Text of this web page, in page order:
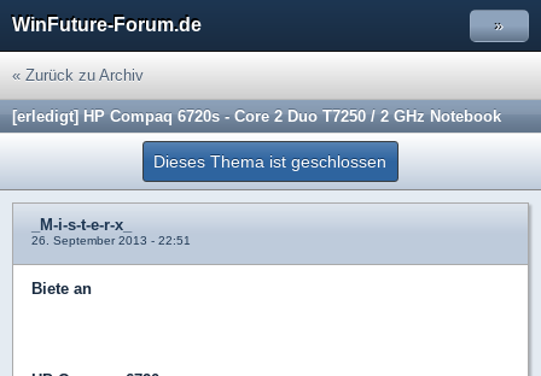
WinFuture-Forum.de »
« Zurück zu Archiv
[erledigt] HP Compaq 6720s - Core 2 Duo T7250 / 2 GHz Notebook
Dieses Thema ist geschlossen
_M-i-s-t-e-r-x_
26. September 2013 - 22:51
Biete an